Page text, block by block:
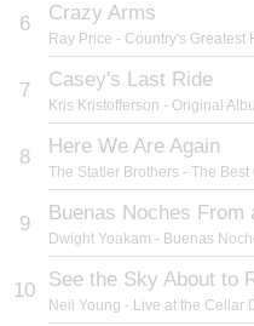
6 Crazy Arms
Ray Price - Country's Greatest
7 Casey's Last Ride
Kris Kristofferson - Original
8 Here We Are Again
The Statler Brothers - The Best
9
Dwight Yoakam - Buenas
10
Neil Young - Live at the Cellar